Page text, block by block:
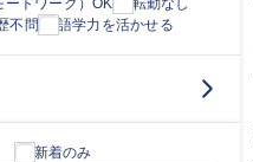
ートワーク）OK
転勤なし
不問 語学力を活かせる
新着のみ